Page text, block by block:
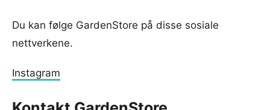
Du kan følge GardenStore på disse sosiale
nettverkene.
Instagram